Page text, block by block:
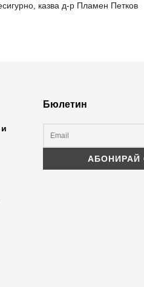
казва д-р Пламен Петков
Бюлетин